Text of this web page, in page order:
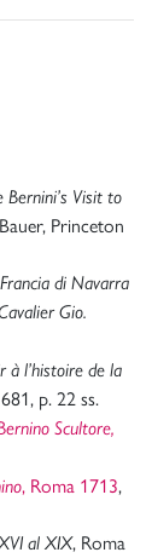
Visit to
Princeton
di Navarra
Gio.
à l’histoire de la
p. 22 ss.
Scultore,
, Roma 1713,
al XIX, Roma